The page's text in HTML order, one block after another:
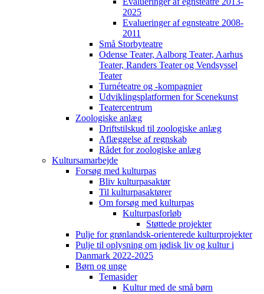
2025
Evalueringer af egnsteatre 2008-
2011
Små Storbyteatre
Odense Teater, Aalborg Teater, Aarhus
Teater, Randers Teater og Vendsyssel
Teater
Turnéteatre og -kompagnier
Udviklingsplatformen for Scenekunst
Teatercentrum
Zoologiske anlæg
Driftstilskud til zoologiske anlæg
Aflæggelse af regnskab
Rådet for zoologiske anlæg
Kultursamarbejde
Forsøg med kulturpas
Bliv kulturpasaktør
Til kulturpasaktører
Om forsøg med kulturpas
Kulturpasforløb
Støttede projekter
Pulje for grønlandsk-orienterede kulturprojekter
Pulje til oplysning om jødisk liv og kultur i
Danmark 2022-2025
Børn og unge
Temasider
Kultur med de små børn